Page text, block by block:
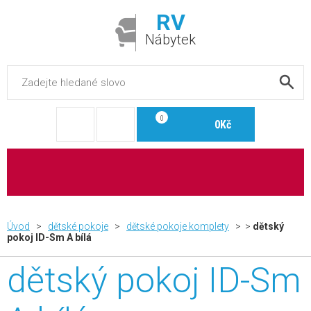
RV
Nábytek
0 0Kč
Úvod > dětské pokoje > dětské pokoje komplety > > dětský
pokoj ID-Sm A bílá
dětský pokoj ID-Sm